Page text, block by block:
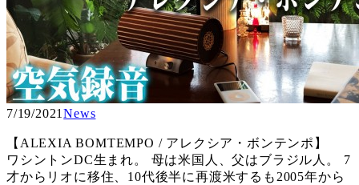
7/19/2021News
【ALEXIA BOMTEMPO / アレクシア・ボンテンポ】
ワシントンDC生まれ。 母は米国人、父はブラジル人。 7
才からリオに移住、10代後半に再渡米するも2005年から